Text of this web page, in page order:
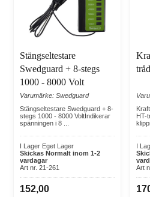
Stängseltestare
Swedguard + 8-stegs
1000 - 8000 Volt
Varumärke: Swedguard
Stängseltestare Swedguard + 8-
stegs 1000 - 8000 VoltIndikerar
spänningen i 8 ...
I Lager Eget Lager
Skickas Normalt inom 1-2
vardagar
Art nr. 21-261
152,00
tråd
HT-
I
Art